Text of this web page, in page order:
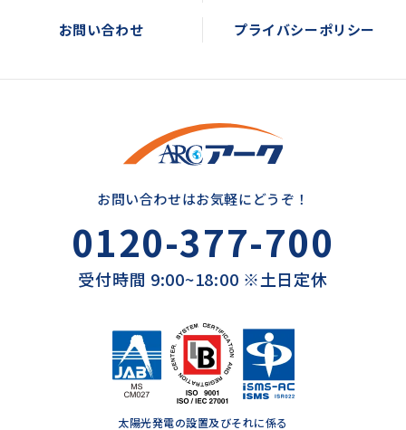
お問い合わせ プライバシーポリシー
お問い合わせはお気軽にどうぞ！
0120-377-700
受付時間 9:00~18:00 ※土日定休
太陽光発電の設置及びそれに係る